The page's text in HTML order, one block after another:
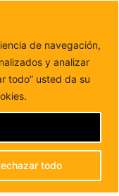
de navegación,
y analizar
todo” usted da su
todo
una nueva avería
UNA
LA
DEL